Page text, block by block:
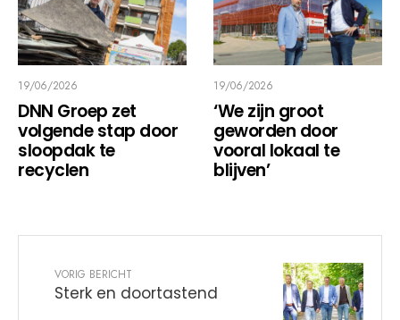
19/06/2026
DNN Groep zet
volgende stap door
sloopdak te
recyclen
19/06/2026
‘We zijn groot
geworden door
vooral lokaal te
blijven’
VORIG BERICHT
Sterk en doortastend